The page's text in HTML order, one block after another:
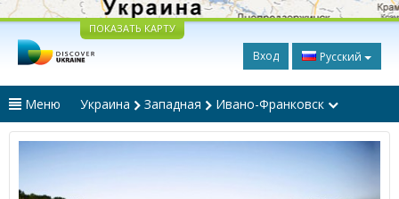
ПОКАЗАТЬ КАРТУ
Вход Русский
Меню Украина Западная Ивано-Франковск